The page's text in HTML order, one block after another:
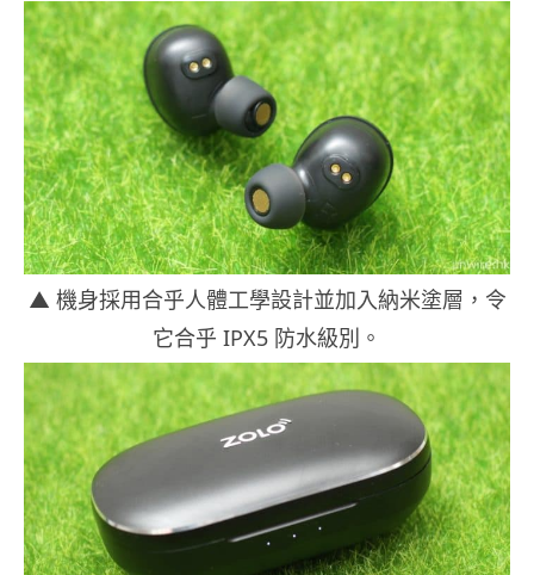
▲ 機身採用合乎人體工學設計並加入納米塗層，令
它合乎 IPX5 防水級別。